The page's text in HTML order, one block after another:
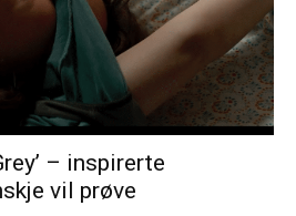
– inspirerte
vil prøve